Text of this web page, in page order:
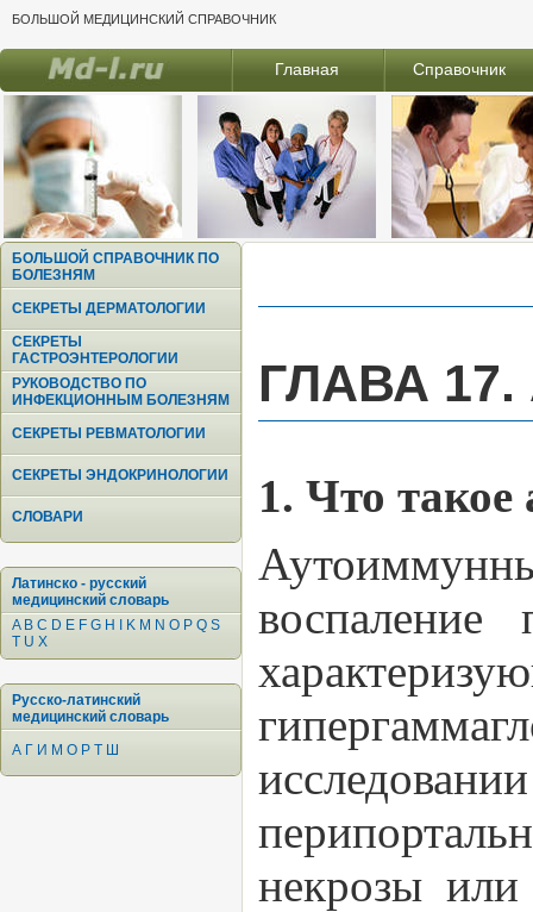
БОЛЬШОЙ МЕДИЦИНСКИЙ СПРАВОЧНИК
Главная Справочник
БОЛЬШОЙ СПРАВОЧНИК ПО
БОЛЕЗНЯМ
СЕКРЕТЫ ДЕРМАТОЛОГИИ
СЕКРЕТЫ
ГАСТРОЭНТЕРОЛОГИИ
РУКОВОДСТВО ПО
ИНФЕКЦИОННЫМ БОЛЕЗНЯМ
СЕКРЕТЫ РЕВМАТОЛОГИИ
СЕКРЕТЫ ЭНДОКРИНОЛОГИИ
СЛОВАРИ
Латинско - русский
медицинский словарь
A B C D E F G H K M N O P Q S
T U X
Русско-латинский
медицинский словарь
А Г И М О Р Т Ш
ГЛАВА
1. Что
воспаление
некрозы или